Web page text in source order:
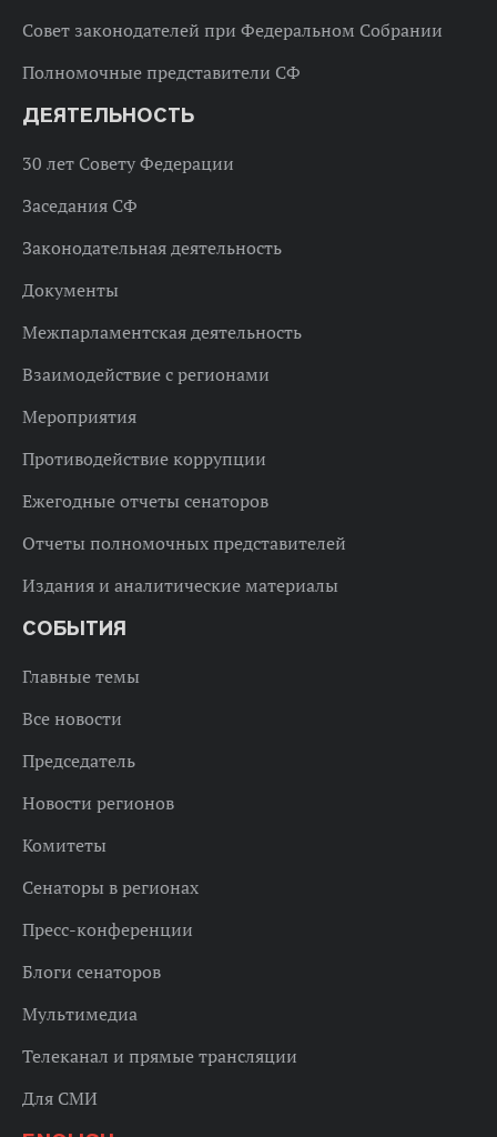
Совет законодателей при Федеральном Собрании
Полномочные представители СФ
ДЕЯТЕЛЬНОСТЬ
30 лет Совету Федерации
Заседания СФ
Законодательная деятельность
Документы
Межпарламентская деятельность
Взаимодействие с регионами
Мероприятия
Противодействие коррупции
Ежегодные отчеты сенаторов
Отчеты полномочных представителей
Издания и аналитические материалы
СОБЫТИЯ
Главные темы
Все новости
Председатель
Новости регионов
Комитеты
Сенаторы в регионах
Пресс-конференции
Блоги сенаторов
Мультимедиа
Телеканал и прямые трансляции
Для СМИ